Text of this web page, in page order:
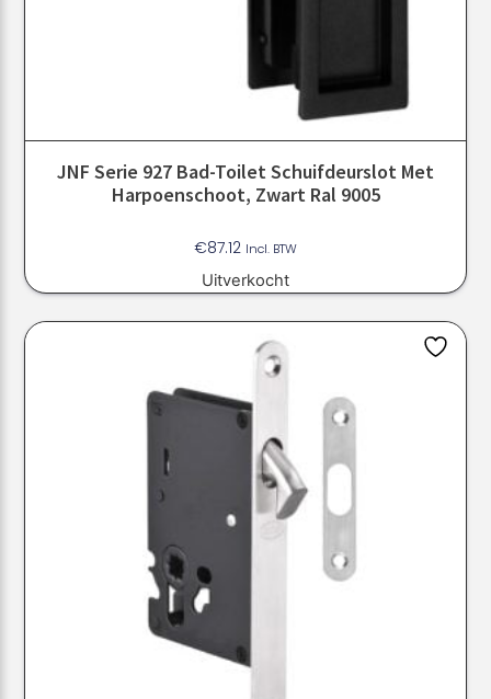
JNF Serie 927 Bad-Toilet Schuifdeurslot Met
Harpoenschoot, Zwart Ral 9005
€87.12 Incl. BTW
Uitverkocht